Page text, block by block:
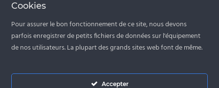
ACTUALITÉ EN VOUS INSCRIVANT À
NOTRE NEWSLETTER !
Cookies
Pour assurer le bon fonctionnement de ce site, nous devons
parfois enregistrer de petits fichiers de données sur l'équipement
de nos utilisateurs. La plupart des grands sites web font de même.
Accepter